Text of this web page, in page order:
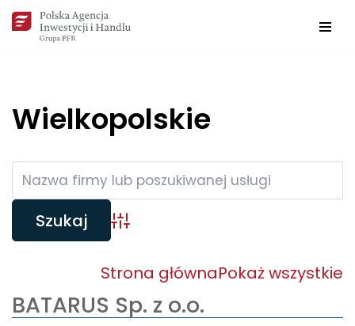
Przejdź
Wielkopolskie
Wyszukiwarka firm
Strona głównaPokaż wszystkie
BATARUS Sp. z o.o.